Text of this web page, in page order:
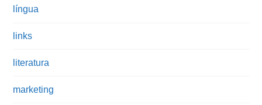
língua
links
literatura
marketing